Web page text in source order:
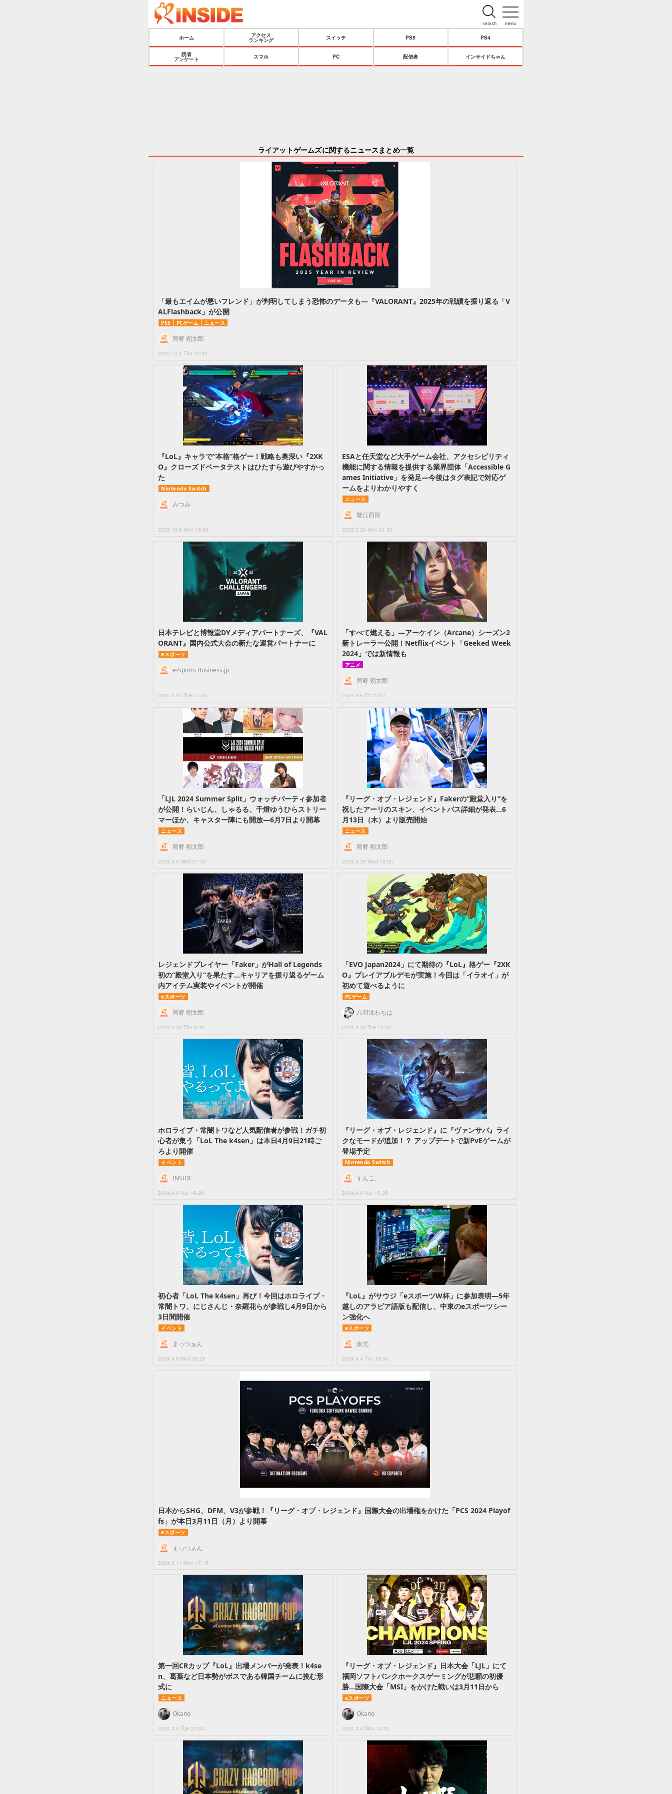
menu
search
ホーム
アクセス
ランキング
スイッチ PS5 PS4
読者
アンケート
スマホ PC 配信者 インサイドちゃん
ライアットゲームズに関するニュースまとめ一覧
「最もエイムが悪いフレンド」が判明してしまう恐怖のデータも—『VALORANT』2025年の戦績を振り返る「V
ALFlashback」が公開
PS5 PCゲーム ニュース
2025.12.4 Thu 15:45
岡野 朔太郎
『LoL』キャラで“本格”格ゲー！戦略も奥深い『2XK
O』クローズドベータテストはひたすら遊びやすかっ
た
Nintendo Switch
2025.10.6 Mon 19:00
みつみ
ESAと任天堂など大手ゲーム会社、アクセシビリティ
機能に関する情報を提供する業界団体「Accessible G
ames Initiative」を発足―今後はタグ表記で対応ゲ
ームをよりわかりやすく
ニュース
2025.3.24 Mon 21:30
蟹江西部
日本テレビと博報堂DYメディアパートナーズ、『VAL
ORANT』国内公式大会の新たな運営パートナーに
eスポーツ
2025.1.14 Tue 17:30
e-Sports Business.jp
「すべて燃える」―アーケイン（Arcane）シーズン2
新トレーラー公開！Netflixイベント「Geeked Week
2024」では新情報も
アニメ
2024.9.6 Fri 11:30
岡野 朔太郎
「LJL 2024 Summer Split」ウォッチパーティ参加者
が公開！らいじん、しゃるる、千燈ゆうひらストリー
マーほか、キャスター陣にも開放―6月7日より開幕
ニュース
2024.6.5 Wed 21:30
岡野 朔太郎
『リーグ・オブ・レジェンド』Fakerの“殿堂入り”を
祝したアーリのスキン、イベントパス詳細が発表…6
月13日（木）より販売開始
ニュース
2024.5.29 Wed 16:00
岡野 朔太郎
レジェンドプレイヤー「Faker」がHall of Legends
初の“殿堂入り”を果たす…キャリアを振り返るゲーム
内アイテム実装やイベントが開催
eスポーツ
2024.5.23 Thu 9:49
岡野 朔太郎
「EVO Japan2024」にて期待の『LoL』格ゲー『2XK
O』プレイアブルデモが実施！今回は「イラオイ」が
初めて遊べるように
PCゲーム
2024.4.23 Tue 14:00
八羽汰わちは
ホロライブ・常闇トワなど人気配信者が参戦！ガチ初
心者が集う「LoL The k4sen」は本日4月9日21時ご
ろより開催
イベント
2024.4.9 Tue 19:20
INSIDE
『リーグ・オブ・レジェンド』に『ヴァンサバ』ライ
クなモードが追加！？ アップデートで新PvEゲームが
登場予定
Nintendo Switch
2024.4.9 Tue 10:35
ずんこ。
初心者「LoL The k4sen」再び！今回はホロライブ・
常闇トワ、にじさんじ・奈羅花らが参戦し4月9日から
3日間開催
イベント
2024.4.8 Mon 20:20
まっつぁん
『LoL』がサウジ「eスポーツW杯」に参加表明―5年
越しのアラビア語版も配信し、中東のeスポーツシー
ン強化へ
eスポーツ
2024.4.4 Thu 18:00
蚩尤
日本からSHG、DFM、V3が参戦！『リーグ・オブ・レジェンド』国際大会の出場権をかけた「PCS 2024 Playof
fs」が本日3月11日（月）より開幕
eスポーツ
2024.3.11 Mon 17:15
まっつぁん
第一回CRカップ『LoL』出場メンバーが発表！k4se
n、葛葉など日本勢がボスである韓国チームに挑む形
式に
ニュース
2024.3.5 Tue 22:50
Okano
『リーグ・オブ・レジェンド』日本大会「LJL」にて
福岡ソフトバンクホークスゲーミングが悲願の初優
勝…国際大会「MSI」をかけた戦いは3月11日から
eスポーツ
2024.3.4 Mon 13:30
Okano